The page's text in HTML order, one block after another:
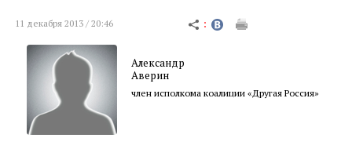
11 декабря 2013 / 20:46
Александр
Аверин
член исполкома коалиции «Другая Россия»